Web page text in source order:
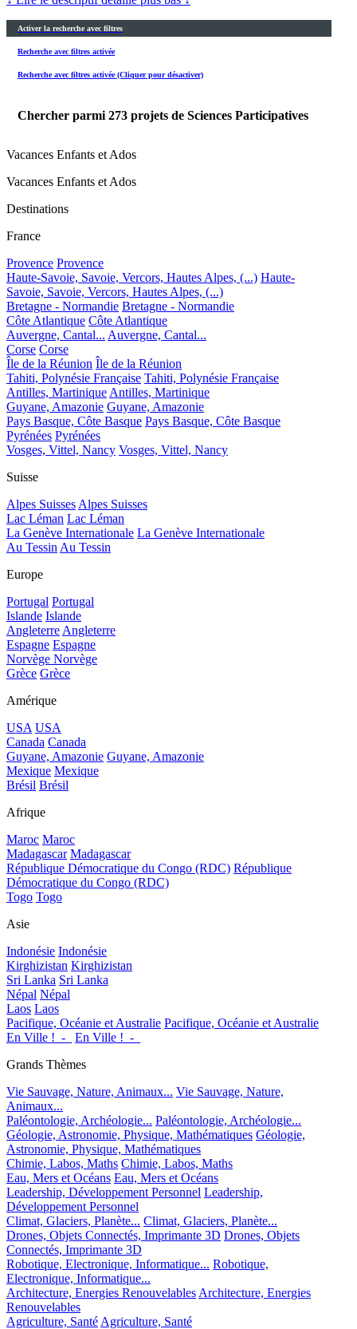
Activer la recherche avec filtres
Recherche avec filtres activée
Recherche avec filtres activée (Cliquer pour désactiver)
Chercher parmi 273 projets de Sciences Participatives
Vacances Enfants et Ados
Vacances Enfants et Ados
Destinations
France
Provence Provence
Haute-Savoie, Savoie, Vercors, Hautes Alpes, (...) Haute-
Savoie, Savoie, Vercors, Hautes Alpes, (...)
Bretagne - Normandie Bretagne - Normandie
Côte Atlantique Côte Atlantique
Auvergne, Cantal... Auvergne, Cantal...
Corse Corse
Île de la Réunion Île de la Réunion
Tahiti, Polynésie Française Tahiti, Polynésie Française
Antilles, Martinique Antilles, Martinique
Guyane, Amazonie Guyane, Amazonie
Pays Basque, Côte Basque Pays Basque, Côte Basque
Pyrénées Pyrénées
Vosges, Vittel, Nancy Vosges, Vittel, Nancy
Suisse
Alpes Suisses Alpes Suisses
Lac Léman Lac Léman
La Genève Internationale La Genève Internationale
Au Tessin Au Tessin
Europe
Portugal Portugal
Islande Islande
Angleterre Angleterre
Espagne Espagne
Norvège Norvège
Grèce Grèce
Amérique
USA USA
Canada Canada
Guyane, Amazonie Guyane, Amazonie
Mexique Mexique
Brésil Brésil
Afrique
Maroc Maroc
Madagascar Madagascar
République Démocratique du Congo (RDC) République
Démocratique du Congo (RDC)
Togo Togo
Asie
Indonésie Indonésie
Kirghizistan Kirghizistan
Sri Lanka Sri Lanka
Népal Népal
Laos Laos
Pacifique, Océanie et Australie Pacifique, Océanie et Australie
En Ville !_-_
En Ville !_-_
Grands Thèmes
Vie Sauvage, Nature, Animaux... Vie Sauvage, Nature,
Animaux...
Paléontologie, Archéologie... Paléontologie, Archéologie...
Géologie, Astronomie, Physique, Mathématiques Géologie,
Astronomie, Physique, Mathématiques
Chimie, Labos, Maths Chimie, Labos, Maths
Eau, Mers et Océans Eau, Mers et Océans
Leadership, Développement Personnel Leadership,
Développement Personnel
Climat, Glaciers, Planète... Climat, Glaciers, Planète...
Drones, Objets Connectés, Imprimante 3D Drones, Objets
Connectés, Imprimante 3D
Robotique, Electronique, Informatique... Robotique,
Electronique, Informatique...
Architecture, Energies Renouvelables Architecture, Energies
Renouvelables
Agriculture, Santé Agriculture, Santé